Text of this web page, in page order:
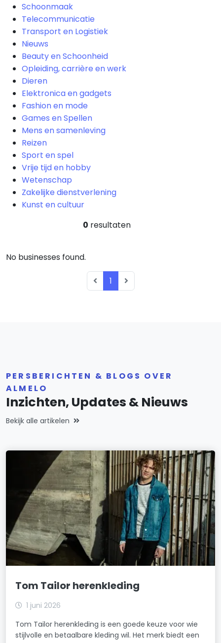
Schoonmaak
Telecommunicatie
Transport en Logistiek
Nieuws
Beauty en Schoonheid
Opleiding, carrière en werk
Dieren
Elektronica en gadgets
Fashion en mode
Games en Spellen
Mens en samenleving
Reizen
Sport en spel
Vrije tijd en hobby
Wetenschap
Zakelijke dienstverlening
Kunst en cultuur
0 resultaten
No businesses found.
1
PERSBERICHTEN & BLOGS OVER
ALMELO
Inzichten, Updates & Nieuws
Bekijk alle artikelen
Tom Tailor herenkleding
1 juni 2026
Tom Tailor herenkleding is een goede keuze voor wie
stijlvolle en betaalbare kleding wil. Het merk biedt een